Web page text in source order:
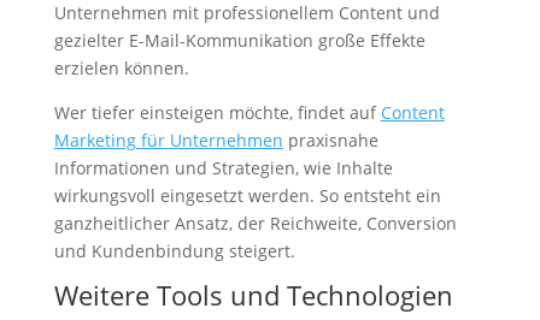
Unternehmen mit professionellem Content und
gezielter E-Mail-Kommunikation große Effekte
erzielen können.
Wer tiefer einsteigen möchte, findet auf Content
Marketing für Unternehmen praxisnahe
Informationen und Strategien, wie Inhalte
wirkungsvoll eingesetzt werden. So entsteht ein
ganzheitlicher Ansatz, der Reichweite, Conversion
und Kundenbindung steigert.
Weitere Tools und Technologien